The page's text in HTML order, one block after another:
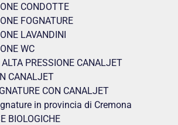
CONDOTTE
FOGNATURE
LAVANDINI
WC
PRESSIONE CANALJET
CANALJET
CON CANALJET
in provincia di Cremona
BIOLOGICHE